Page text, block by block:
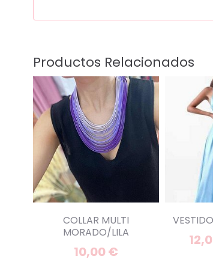
Productos Relacionados
COLLAR MULTI
MORADO/LILA
10,00 €